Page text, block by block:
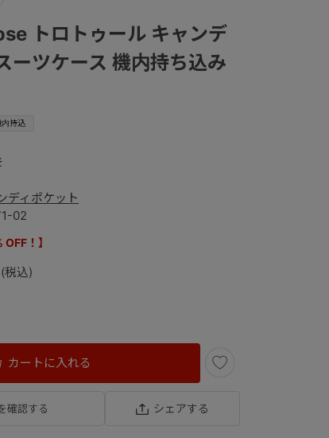
内持込
トロトゥール キャンデ
ーツケース 機内持ち込み
ディポケット
02
！】
カートに入れる
確認する シェアする